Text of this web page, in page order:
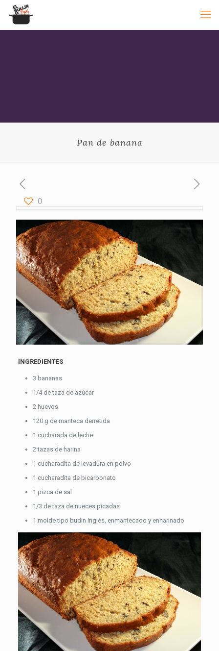
Pan de banana
0
INGREDIENTES
3 bananas
1/4 de taza de azúcar
2 huevos
120 g de manteca derretida
1 cucharada de leche
2 tazas de harina
1 cucharadita de levadura en polvo
1 cucharadita de bicarbonato
1 pizca de sal
1/3 de taza de nueces picadas
1 molde tipo budin inglés, enmantecado y enharinado